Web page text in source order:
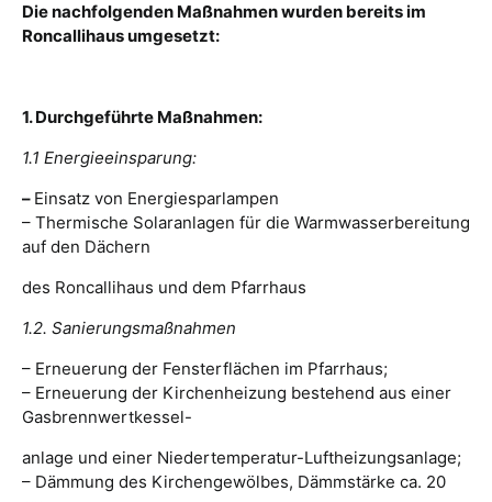
Die nachfolgenden Maßnahmen wurden bereits im
Roncallihaus umgesetzt:
1. Durchgeführte Maßnahmen:
1.1 Energieeinsparung:
– Einsatz von Energiesparlampen
– Thermische Solaranlagen für die Warmwasserbereitung
auf den Dächern
des Roncallihaus und dem Pfarrhaus
1.2. Sanierungsmaßnahmen
– Erneuerung der Fensterflächen im Pfarrhaus;
– Erneuerung der Kirchenheizung bestehend aus einer
Gasbrennwertkessel-
anlage und einer Niedertemperatur-Luftheizungsanlage;
– Dämmung des Kirchengewölbes, Dämmstärke ca. 20